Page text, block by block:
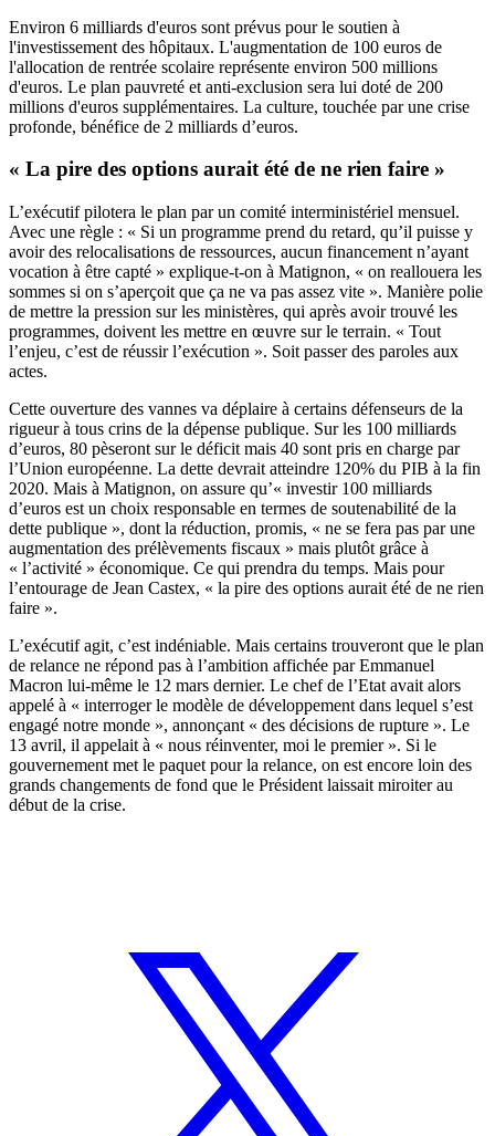
Environ 6 milliards d'euros sont prévus pour le soutien à
l'investissement des hôpitaux. L'augmentation de 100 euros de
l'allocation de rentrée scolaire représente environ 500 millions
d'euros. Le plan pauvreté et anti-exclusion sera lui doté de 200
millions d'euros supplémentaires. La culture, touchée par une crise
profonde, bénéfice de 2 milliards d’euros.
« La pire des options aurait été de ne rien faire »
L’exécutif pilotera le plan par un comité interministériel mensuel.
Avec une règle : « Si un programme prend du retard, qu’il puisse y
avoir des relocalisations de ressources, aucun financement n’ayant
vocation à être capté » explique-t-on à Matignon, « on reallouera les
sommes si on s’aperçoit que ça ne va pas assez vite ». Manière polie
de mettre la pression sur les ministères, qui après avoir trouvé les
programmes, doivent les mettre en œuvre sur le terrain. « Tout
l’enjeu, c’est de réussir l’exécution ». Soit passer des paroles aux
actes.
Cette ouverture des vannes va déplaire à certains défenseurs de la
rigueur à tous crins de la dépense publique. Sur les 100 milliards
d’euros, 80 pèseront sur le déficit mais 40 sont pris en charge par
l’Union européenne. La dette devrait atteindre 120% du PIB à la fin
2020. Mais à Matignon, on assure qu’« investir 100 milliards
d’euros est un choix responsable en termes de soutenabilité de la
dette publique », dont la réduction, promis, « ne se fera pas par une
augmentation des prélèvements fiscaux » mais plutôt grâce à
« l’activité » économique. Ce qui prendra du temps. Mais pour
l’entourage de Jean Castex, « la pire des options aurait été de ne rien
faire ».
L’exécutif agit, c’est indéniable. Mais certains trouveront que le plan
de relance ne répond pas à l’ambition affichée par Emmanuel
Macron lui-même le 12 mars dernier. Le chef de l’Etat avait alors
appelé à « interroger le modèle de développement dans lequel s’est
engagé notre monde », annonçant « des décisions de rupture ». Le
13 avril, il appelait à « nous réinventer, moi le premier ». Si le
gouvernement met le paquet pour la relance, on est encore loin des
grands changements de fond que le Président laissait miroiter au
début de la crise.